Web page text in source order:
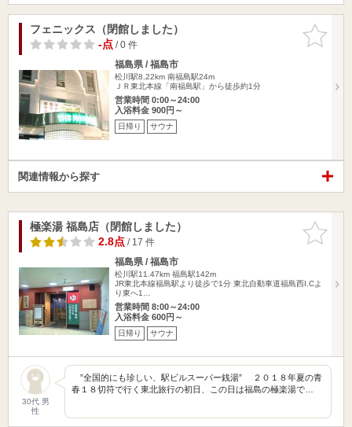
お気に入
りに追加
フェニックス（閉館しました）
-点/ 0 件
福島県 / 福島市
松川駅8.22km 南福島駅24m
ＪＲ東北本線「南福島駅」から徒歩約1分
営業時間 0:00～24:00
入浴料金 900円～
日帰り サウナ
関連情報から探す
お気に入
りに追加
極楽湯 福島店（閉館しました）
2.8点/ 17 件
福島県 / 福島市
松川駅11.47km 福島駅142m
JR東北本線福島駅より徒歩で1分 東北自動車道福島西I.Cよ
り東へ1…
営業時間 8:00～24:00
入浴料金 600円～
日帰り サウナ
30代 男
性
”全国的にも珍しい、駅ビルスーパー銭湯” ２０１８年夏の青
春１８切符で行く東北旅行の初日、この日は福島の極楽湯で…